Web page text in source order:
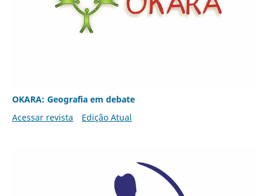
OKARA: Geografia em debate
Acessar revista
Edição Atual